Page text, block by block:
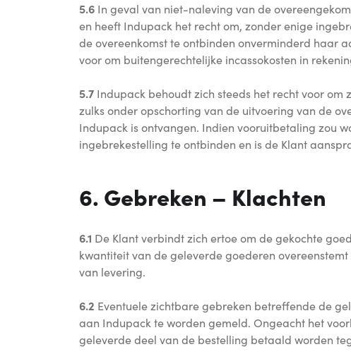
5.6 In geval van niet-naleving van de
en heeft Indupack het recht om, zonder enige
de overeenkomst te ontbinden onverminderd haar
voor om buitengerechtelijke incassokosten in
5.7 Indupack behoudt zich steeds het recht voor
zulks onder opschorting van de uitvoering van de
Indupack is ontvangen. Indien vooruitbetaling zou
ingebrekestelling te ontbinden en is de Klant
6. Gebreken – Klachten
6.1 De Klant verbindt zich ertoe om de gekochte
kwantiteit van de geleverde goederen
van levering.
6.2 Eventuele zichtbare gebreken betreffende de
aan Indupack te worden gemeld. Ongeacht het
geleverde deel van de bestelling betaald worden